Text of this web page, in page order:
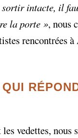
sortir intacte, il
la porte », nous
rencontrées
QUI
vedettes, nous